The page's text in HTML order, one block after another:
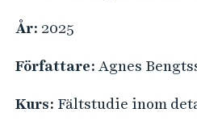
År: 2025
Författare: Agnes
Kurs: Fältstudie inom